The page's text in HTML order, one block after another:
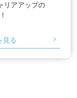
リアアップの
見る